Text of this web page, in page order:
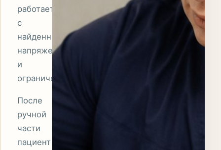
работает
с
найденными
напряжениями
и
ограничениями.
После
ручной
части
пациент